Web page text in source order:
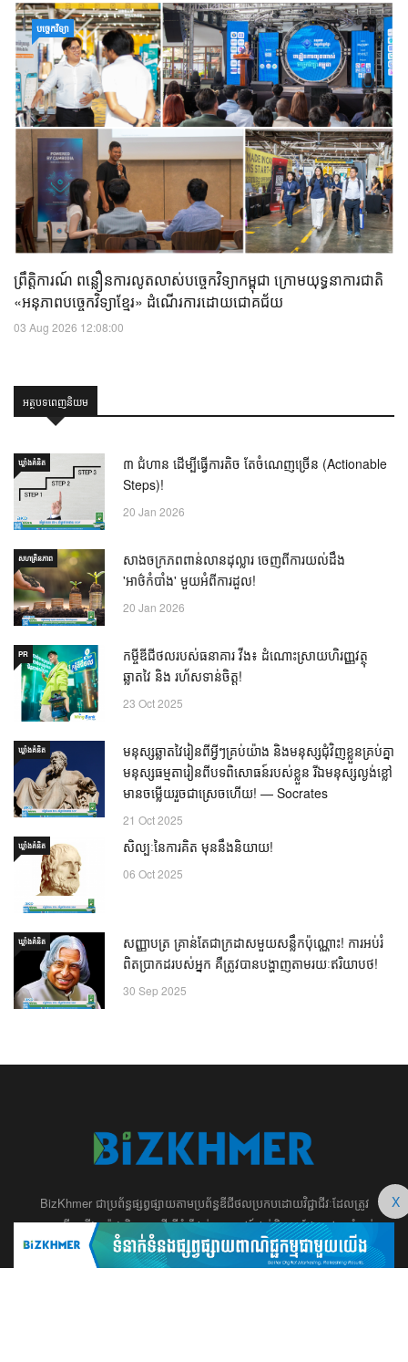
បច្ចេកវិទ្យា
ព្រឹត្តិការណ៍ ពន្លឿនការលូតលាស់បច្ចេកវិទ្យាកម្ពុជា ក្រោមយុទ្ធនាការជាតិ
«អនុភាពបច្ចេកវិទ្យាខ្មែរ» ដំណើរការដោយជោគជ័យ
03 Aug 2026 12:08:00
អត្ថបទពេញនិយម
ឃ្លាំង​គំនិត
៣ ជំហាន ដើម្បីធ្វើការតិច តែចំណេញច្រើន (Actionable
Steps)!
20 Jan 2026
សហគ្រិនភាព
សាងចក្រភពពាន់លានដុល្លារ ចេញពីការយល់ដឹង
'អាថ៌កំបាំង' មួយអំពីការដួល!
20 Jan 2026
PR
កម្ចីឌីជីថលរបស់ធនាគារ វីង៖ ដំណោះស្រាយហិរញ្ញវត្ថុ
ឆ្លាតវៃ និង រហ័សទាន់ចិត្ត!
23 Oct 2025
ឃ្លាំង​គំនិត
មនុស្សឆ្លាតវៃរៀនពីអ្វីៗគ្រប់យ៉ាង និងមនុស្សជុំវិញខ្លួនគ្រប់គ្នា
មនុស្សធម្មតារៀនពីបទពិសោធន៍របស់ខ្លួន រីឯមនុស្សល្ងង់ខ្លៅ
មានចម្លើយរួចជាស្រេចហើយ! — Socrates
21 Oct 2025
ឃ្លាំង​គំនិត សិល្បៈនៃការគិត មុននឹងនិយាយ!
06 Oct 2025
ឃ្លាំង​គំនិត
សញ្ញាបត្រ គ្រាន់តែជាក្រដាសមួយសន្លឹកប៉ុណ្ណោះ! ការអប់រំ
ពិតប្រាកដរបស់អ្នក គឺត្រូវបានបង្ហាញតាមរយៈឥរិយាបថ!
30 Sep 2025
BizKhmer ​ជា​​ប្រព័ន្ធ​ផ្សព្វផ្សាយ​តាម​ប្រព័ន្ធ​ឌីជីថល​​​ប្រកប​ដោយ​វិជ្ជាជីវៈ​ដែល​​​ត្រូវ​
បាន​បង្កើតឡើង យ៉ាង​ពិសេស​​ដើម្បី​បំរើ​ដល់​ប្រយោជន៍​​​ដល់​មិត្ត​អ្នក​ដែល​ផ្ដោត​សំខាន់​
ទៅ​លើ​អត្ថបទ​ សហគ្រិន​ភាព អប់រំ ​​អាជីវកម្ម​ ​ការ​វិនិយោគ​ ​អភិវឌ្ឍន៍​អាជីព​ និង​
អចលនទ្រព្យ។ ​ក្រុម​​ការងារ​របស់​យើង​ ​​ មាន​ឆន្ទៈ​​មុតមាំ​​​ក្នុង​​ការ​សរសេរ​​អត្ថបទ​​ ដែល​
X